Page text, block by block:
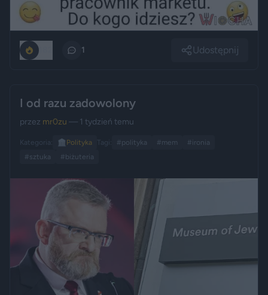
1 Udostępnij
I od razu zadowolony
przez mr0zu — 1 tydzień temu
Kategoria: 🏛️ Polityka Tagi: #polityka #mem
#ironia
#sztuka
#biżuteria